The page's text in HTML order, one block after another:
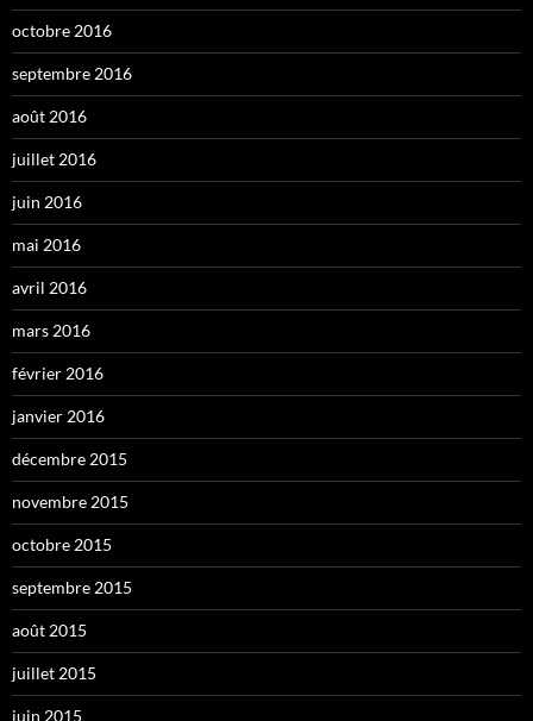
octobre 2016
septembre 2016
août 2016
juillet 2016
juin 2016
mai 2016
avril 2016
mars 2016
février 2016
janvier 2016
décembre 2015
novembre 2015
octobre 2015
septembre 2015
août 2015
juillet 2015
juin 2015